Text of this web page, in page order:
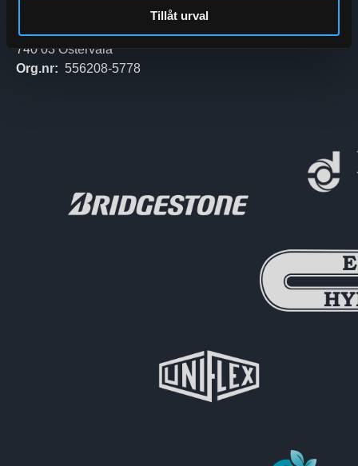
Tillåt urval
740 03 Östervåla
Org.nr: 556208-5778